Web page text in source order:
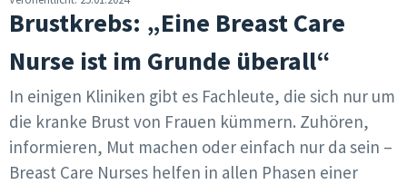
Brustkrebs: „Eine Breast Care
Nurse ist im Grunde überall“
In einigen Kliniken gibt es Fachleute, die sich nur um
die kranke Brust von Frauen kümmern. Zuhören,
informieren, Mut machen oder einfach nur da sein –
Breast Care Nurses helfen in allen Phasen einer